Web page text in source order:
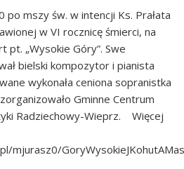
mszy św. w intencji Ks. Prałata
w VI rocznicę śmierci, na
pt. „Wysokie Góry”. Swe
bielski kompozytor i pianista
wykonała ceniona sopranistka
Gminne Centrum
Radziechowy-Wieprz. Więcej
mjurasz0/